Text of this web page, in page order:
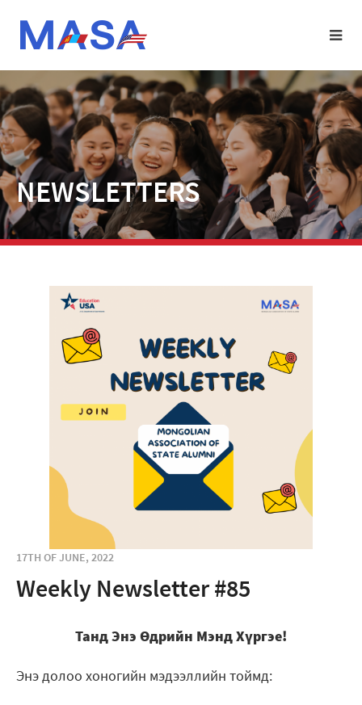
NEWSLETTERS
17TH OF JUNE, 2022
Weekly Newsletter #85
Танд Энэ Өдрийн Мэнд Хүргэе!
Энэ долоо хоногийн мэдээллийн тоймд: